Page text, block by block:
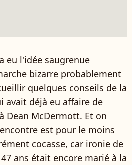
eu l'idée saugrenue
bizarre probablement
quelques conseils de la
avait déjà eu affaire de
Dean McDermott. Et on
est pour le moins
cocasse, car ironie de
ans était encore marié à la